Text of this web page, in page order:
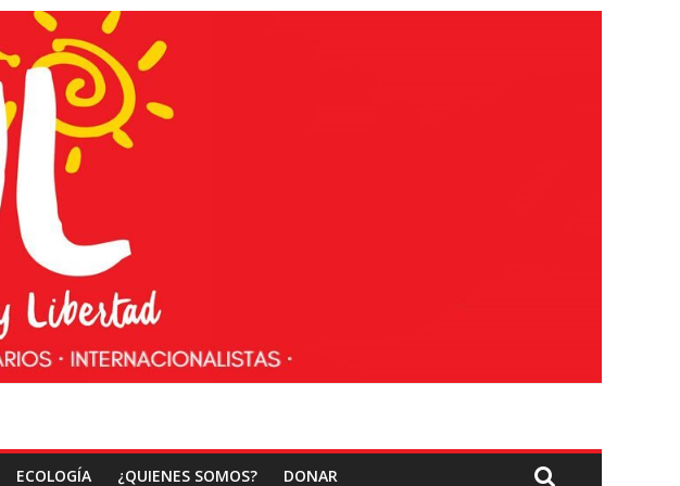
ECOLOGÍA ¿QUIENES SOMOS? DONAR